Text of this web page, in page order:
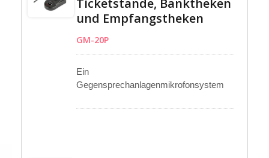
und Empfangstheken
GM-20P
Ein
Gegensprechanlagenmikrofonsystem
Gänsehalsmikrofon, eine DC-betriebene